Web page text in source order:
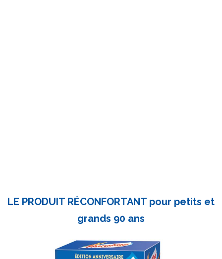
LE PRODUIT RÉCONFORTANT pour petits et
grands 90 ans